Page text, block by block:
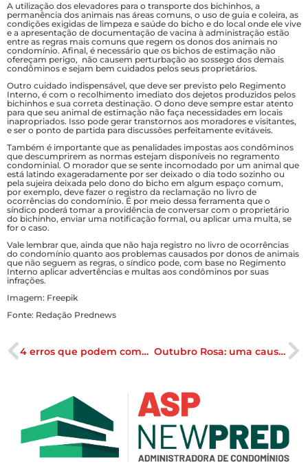
A utilização dos elevadores para o transporte dos bichinhos, a
permanência dos animais nas áreas comuns, o uso de guia e coleira, as
condições exigidas de limpeza e saúde do bicho e do local onde ele vive
e a apresentação de documentação de vacina à administração estão
entre as regras mais comuns que regem os donos dos animais no
condomínio. Afinal, é necessário que os bichos de estimação não
ofereçam perigo, não causem perturbação ao sossego dos demais
condôminos e sejam bem cuidados pelos seus proprietários.
Outro cuidado indispensável, que deve ser previsto pelo Regimento
Interno, é com o recolhimento imediato dos dejetos produzidos pelos
bichinhos e sua correta destinação. O dono deve sempre estar atento
para que seu animal de estimação não faça necessidades em locais
inapropriados. Isso pode gerar transtornos aos moradores e visitantes,
e ser o ponto de partida para discussões perfeitamente evitáveis.
Também é importante que as penalidades impostas aos condôminos
que descumprirem as normas estejam disponíveis no regramento
condominial. O morador que se sente incomodado por um animal que
está latindo exageradamente por ser deixado o dia todo sozinho ou
pela sujeira deixada pelo dono do bicho em algum espaço comum,
por exemplo, deve fazer o registro da reclamação no livro de
ocorrências do condomínio. É por meio dessa ferramenta que o
síndico poderá tomar a providência de conversar com o proprietário
do bichinho, enviar uma notificação formal, ou aplicar uma multa, se
for o caso.
Vale lembrar que, ainda que não haja registro no livro de ocorrências
do condomínio quanto aos problemas causados por donos de animais
que não seguem as regras, o síndico pode, com base no Regimento
Interno aplicar advertências e multas aos condôminos por suas
infrações.
Imagem: Freepik
Fonte: Redação Prednews
4 erros que podem comprometer a saúde financeira do condomínio Outubro Rosa: uma causa para se tocar